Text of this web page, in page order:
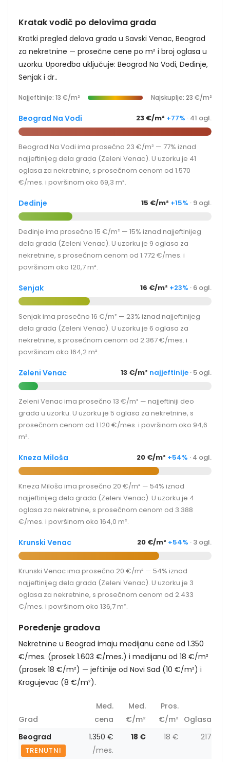
Kratak vodič po delovima grada
Kratki pregled delova grada u Savski Venac, Beograd
za nekretnine — prosečne cene po m² i broj oglasa u
uzorku. Uporedba uključuje: Beograd Na Vodi, Dedinje,
Senjak i dr..
Najjeftinije: 13 €/m² Najskuplje: 23 €/m²
Beograd Na Vodi 23 €/m² +77% · 41 ogl.
Beograd Na Vodi ima prosečno 23 €/m² — 77% iznad
najjeftinijeg dela grada (Zeleni Venac). U uzorku je 41
oglasa za nekretnine, s prosečnom cenom od 1.570
€/mes. i površinom oko 69,3 m².
Dedinje 15 €/m² +15% · 9 ogl.
Dedinje ima prosečno 15 €/m² — 15% iznad najjeftinijeg
dela grada (Zeleni Venac). U uzorku je 9 oglasa za
nekretnine, s prosečnom cenom od 1.772 €/mes. i
površinom oko 120,7 m².
Senjak 16 €/m² +23% · 6 ogl.
Senjak ima prosečno 16 €/m² — 23% iznad najjeftinijeg
dela grada (Zeleni Venac). U uzorku je 6 oglasa za
nekretnine, s prosečnom cenom od 2.367 €/mes. i
površinom oko 164,2 m².
Zeleni Venac 13 €/m² najjeftinije · 5 ogl.
Zeleni Venac ima prosečno 13 €/m² — najjeftiniji deo
grada u uzorku. U uzorku je 5 oglasa za nekretnine, s
prosečnom cenom od 1.120 €/mes. i površinom oko 94,6
m².
Kneza Miloša 20 €/m² +54% · 4 ogl.
Kneza Miloša ima prosečno 20 €/m² — 54% iznad
najjeftinijeg dela grada (Zeleni Venac). U uzorku je 4
oglasa za nekretnine, s prosečnom cenom od 3.388
€/mes. i površinom oko 164,0 m².
Krunski Venac 20 €/m² +54% · 3 ogl.
Krunski Venac ima prosečno 20 €/m² — 54% iznad
najjeftinijeg dela grada (Zeleni Venac). U uzorku je 3
oglasa za nekretnine, s prosečnom cenom od 2.433
€/mes. i površinom oko 136,7 m².
Poređenje gradova
Nekretnine u Beograd imaju medijanu cene od 1.350
€/mes. (prosek 1.603 €/mes.) i medijanu od 18 €/m²
(prosek 18 €/m²) — jeftinije od Novi Sad (10 €/m²) i
Kragujevac (8 €/m²).
Grad
Med.
cena
Med.
€/m²
Pros.
€/m² Oglasa
Beograd
TRENUTNI
1.350 €
/mes.
18 € 18 € 217